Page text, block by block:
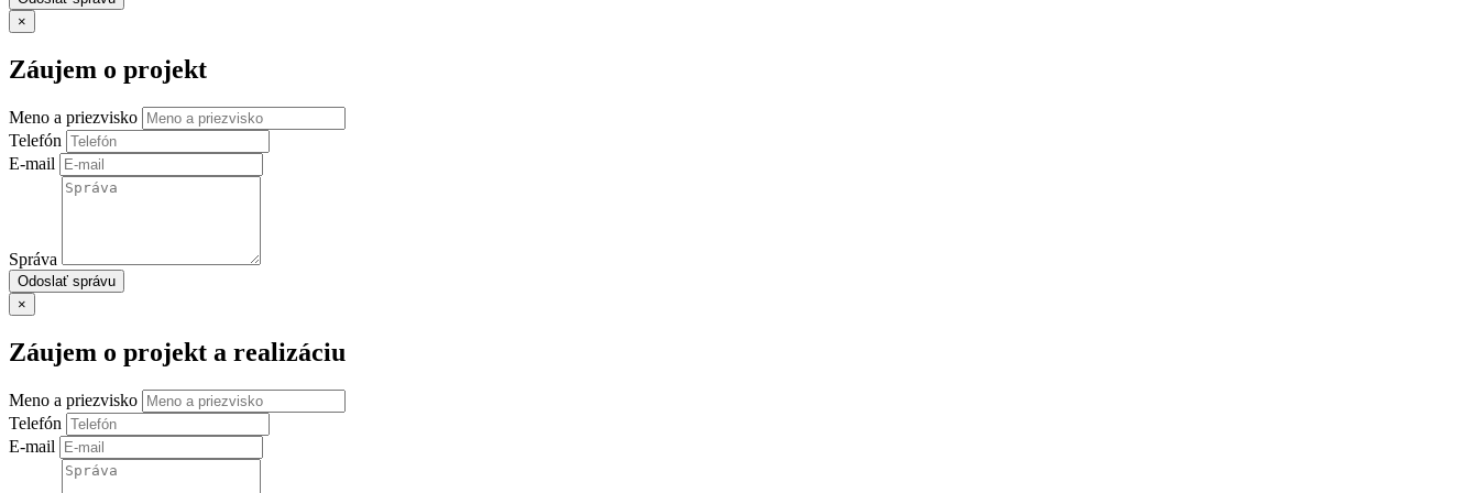
×
Záujem o projekt
Meno a priezvisko
Telefón
E-mail
Správa
Odoslať správu
×
Záujem o projekt a realizáciu
Meno a priezvisko
Telefón
E-mail